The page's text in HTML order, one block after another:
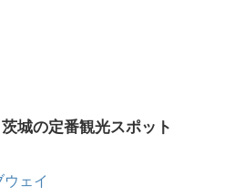
城の定番観光スポット